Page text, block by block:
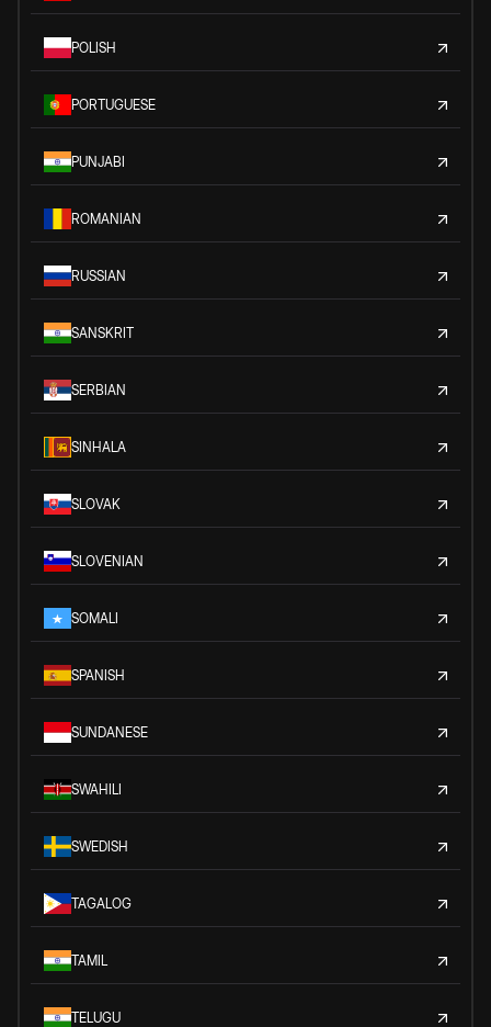
POLISH
PORTUGUESE
PUNJABI
ROMANIAN
RUSSIAN
SANSKRIT
SERBIAN
SINHALA
SLOVAK
SLOVENIAN
SOMALI
SPANISH
SUNDANESE
SWAHILI
SWEDISH
TAGALOG
TAMIL
TELUGU